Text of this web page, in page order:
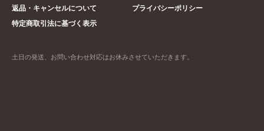
返品・キャンセルについて
プライバシーポリシー
特定商取引法に基づく表示
土日の発送、お問い合わせ対応はお休みさせていただきます。